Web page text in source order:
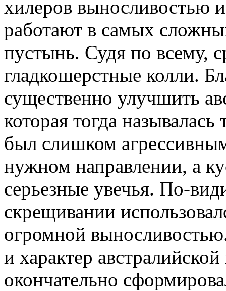
хилеров выносливостью
работают в самых
пустынь. Судя по всему,
гладкошерстные колли.
существенно улучшить
которая тогда
был слишком
нужном направлении, а
серьезные увечья. По-
скрещивании
огромной
и характер
окончательно